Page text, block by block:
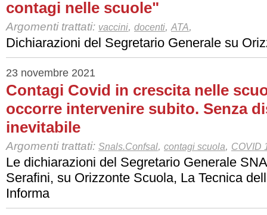
contagi nelle scuole"
Argomenti trattati: vaccini, docenti, ATA,
Dichiarazioni del Segretario Generale su
23 novembre 2021
Contagi Covid in crescita nelle
occorre intervenire subito. Senza
inevitabile
Argomenti trattati: Snals.Confsal, contagi scuola, COVID
Le dichiarazioni del Segretario Generale
Serafini, su Orizzonte Scuola, La Tecnica
Informa